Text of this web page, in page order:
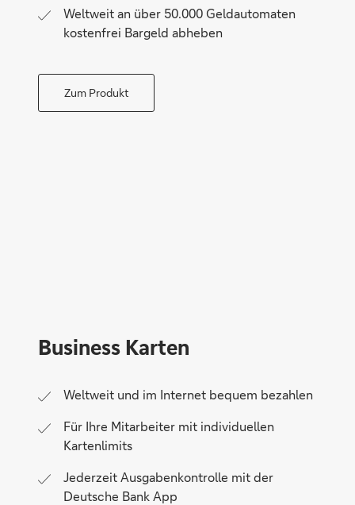
Weltweit an über 50.000 Geldautomaten
kostenfrei Bargeld abheben
Zum Produkt
Business Karten
Weltweit und im Internet bequem bezahlen
Für Ihre Mitarbeiter mit individuellen
Kartenlimits
Jederzeit Ausgabenkontrolle mit der
Deutsche Bank App